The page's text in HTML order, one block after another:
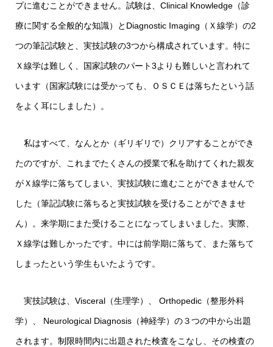
プに進むことができません。試験は、Clinical Knowledge（診
療に関する全般的な知識）とDiagnostic Imaging（Ｘ線学）の2
つの筆記試験と、実技試験の3つから構成されています。特に
Ｘ線学は難しく、国家試験のパート3よりも難しいと言われて
います（国家試験には受かっても、ＯＳＣＥは落ちたという話
をよく耳にしました）。
私はすべて、なんとか（ギリギリで）クリアすることができ
たのですが、これまでたくさんの授業で私を助けてくれた親友
がＸ線学に落ちてしまい、実技試験に進むことができませんで
した（筆記試験に落ちると実技試験を受けることができませ
ん）。来学期にまた受けることになってしまいました。実際、
Ｘ線学は難しかったです。中には前学期に落ちて、また落ちて
しまったという学生もいたようです。
実技試験は、Visceral（生理学）、 Orthopedic（整形外科
学）、 Neurological Diagnosis（神経学）の３つの中から出題
されます。制限時間内に出題された検査をこなし、その検査の